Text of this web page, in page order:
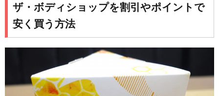
ザ・ボディショップを割引やポイントで
安く買う方法